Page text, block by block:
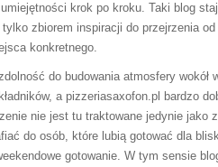
krok po kroku. Taki blog
zbiorem inspiracji do przejrzenia
konkretnego.
do budowania atmosfery wokół
a pizzeriasaxofon.pl bardzo
nie jest tu traktowane jedynie jako
do osób, które lubią gotować dla
gotowanie. W tym sensie